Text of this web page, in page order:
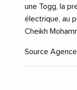
une Togg, la
électrique, au
Cheikh
Source